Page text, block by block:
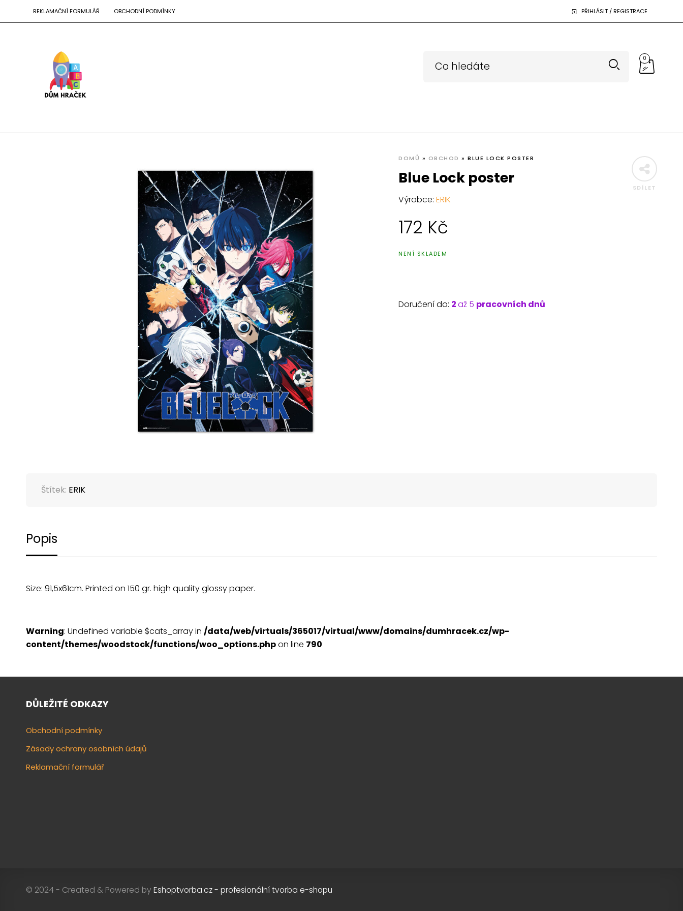
REKLAMAČNÍ FORMULÁŘ OBCHODNÍ PODMÍNKY PŘIHLÁSIT / REGISTRACE
0
SDÍLET
DOMŮ » OBCHOD »BLUE LOCK POSTER
Blue Lock poster
Výrobce:ERIK
172 Kč
NENÍ SKLADEM
Doručení do: 2až 5 pracovních dnů
Štítek: ERIK
Popis
Size: 91,5x61cm. Printed on 150 gr. high quality glossy paper.
Warning: Undefined variable $cats_array in /data/web/virtuals/365017/virtual/www/domains/dumhracek.cz/wp-
content/themes/woodstock/functions/woo_options.phpon line 790
DŮLEŽITÉ ODKAZY
Obchodní podmínky
Zásady ochrany osobních údajů
Reklamační formulář
© 2024 - Created & Powered by Eshoptvorba.cz - profesionální tvorba e-shopu